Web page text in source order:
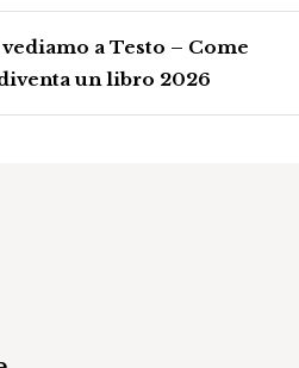
a Testo – Come
un libro 2026